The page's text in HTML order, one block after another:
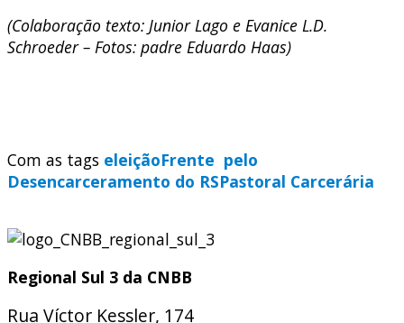
(Colaboração texto: Junior Lago e Evanice L.D.
Schroeder – Fotos: padre Eduardo Haas)
Com as tags eleiçãoFrente pelo
Desencarceramento do RSPastoral Carcerária
Regional Sul 3 da CNBB
Rua Víctor Kessler, 174